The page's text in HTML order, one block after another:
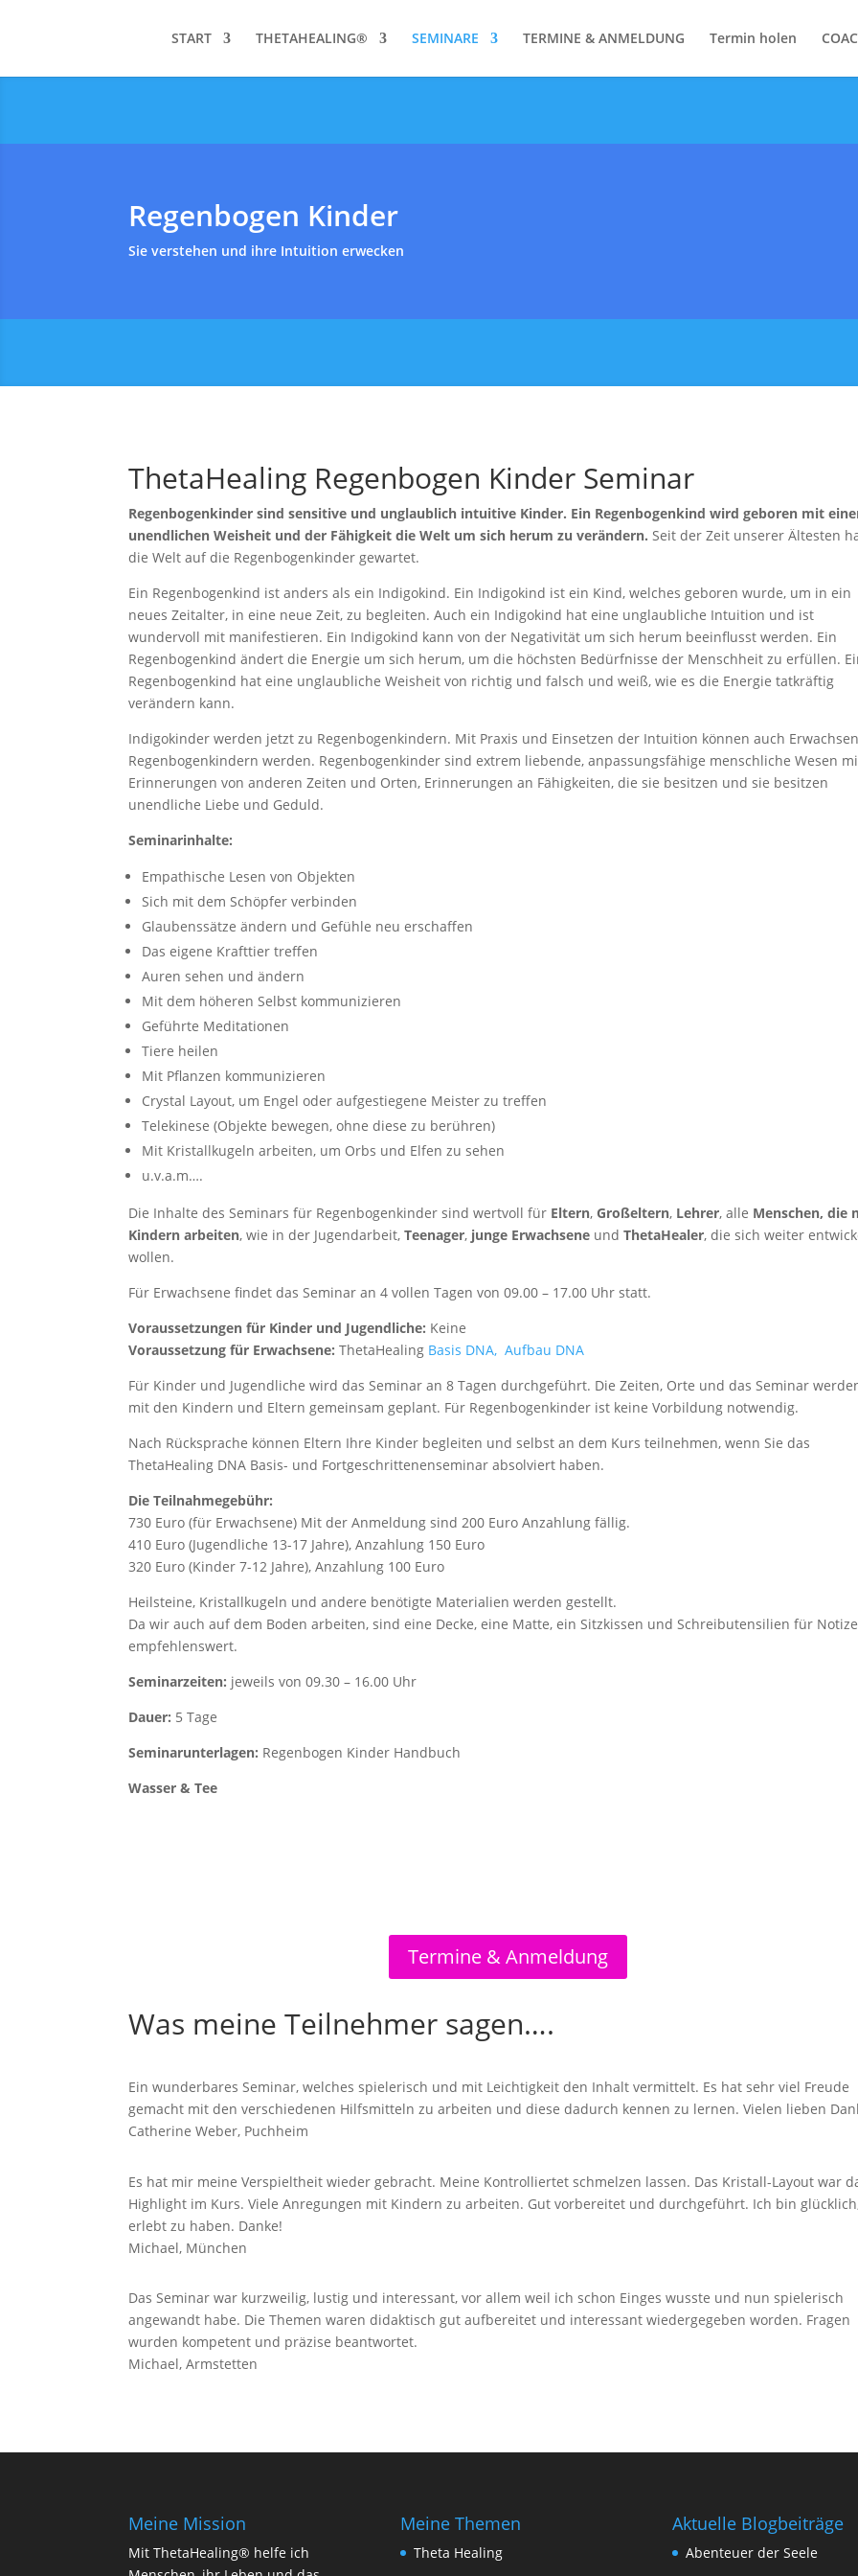
START THETAHEALING® SEMINARE TERMINE & ANMELDUNG Termin holen
Regenbogen Kinder
Sie verstehen und ihre Intuition erwecken
ThetaHealing Regenbogen Kinder Seminar
Regenbogenkinder sind sensitive und unglaublich intuitive Kinder. Ein Regenbogenkind wird geboren mit
unendlichen Weisheit und der Fähigkeit die Welt um sich herum zu verändern. Seit der Zeit unserer Ältesten
die Welt auf die Regenbogenkinder gewartet.
Ein Regenbogenkind ist anders als ein Indigokind. Ein Indigokind ist ein Kind, welches geboren wurde, um in ein
neues Zeitalter, in eine neue Zeit, zu begleiten. Auch ein Indigokind hat eine unglaubliche Intuition und ist
wundervoll mit manifestieren. Ein Indigokind kann von der Negativität um sich herum beeinflusst werden. Ein
Regenbogenkind ändert die Energie um sich herum, um die höchsten Bedürfnisse der Menschheit zu erfüllen.
Regenbogenkind hat eine unglaubliche Weisheit von richtig und falsch und weiß, wie es die Energie tatkräftig
verändern kann.
Indigokinder werden jetzt zu Regenbogenkindern. Mit Praxis und Einsetzen der Intuition können auch
Regenbogenkindern werden. Regenbogenkinder sind extrem liebende, anpassungsfähige menschliche Wesen
Erinnerungen von anderen Zeiten und Orten, Erinnerungen an Fähigkeiten, die sie besitzen und sie besitzen
unendliche Liebe und Geduld.
Seminarinhalte:
Empathische Lesen von Objekten
Sich mit dem Schöpfer verbinden
Glaubenssätze ändern und Gefühle neu erschaffen
Das eigene Krafttier treffen
Auren sehen und ändern
Mit dem höheren Selbst kommunizieren
Geführte Meditationen
Tiere heilen
Mit Pflanzen kommunizieren
Crystal Layout, um Engel oder aufgestiegene Meister zu treffen
Telekinese (Objekte bewegen, ohne diese zu berühren)
Mit Kristallkugeln arbeiten, um Orbs und Elfen zu sehen
u.v.a.m….
Die Inhalte des Seminars für Regenbogenkinder sind wertvoll für Eltern,Großeltern, Lehrer, alle Menschen, die
Kindern arbeiten, wie in der Jugendarbeit,Teenager, junge Erwachsene undThetaHealer, die sich weiter
wollen.
Für Erwachsene findet das Seminar an 4 vollen Tagen von 09.00 – 17.00 Uhr statt.
Voraussetzungen für Kinder und Jugendliche: Keine
Voraussetzung für Erwachsene:ThetaHealing Basis DNA, Aufbau DNA
Für Kinder und Jugendliche wird das Seminar an 8 Tagen durchgeführt. Die Zeiten, Orte und das Seminar
mit den Kindern und Eltern gemeinsam geplant. Für Regenbogenkinder ist keine Vorbildung notwendig.
Nach Rücksprache können Eltern Ihre Kinder begleiten und selbst an dem Kurs teilnehmen, wenn Sie das
ThetaHealing DNA Basis- und Fortgeschrittenenseminar absolviert haben.
Die Teilnahmegebühr:
730 Euro (für Erwachsene) Mit der Anmeldung sind 200 Euro Anzahlung fällig.
410 Euro (Jugendliche 13-17 Jahre), Anzahlung 150 Euro
320 Euro (Kinder 7-12 Jahre), Anzahlung 100 Euro
Heilsteine, Kristallkugeln und andere benötigte Materialien werden gestellt.
Da wir auch auf dem Boden arbeiten, sind eine Decke, eine Matte, ein Sitzkissen und Schreibutensilien für
empfehlenswert.
Seminarzeiten: jeweils von 09.30 – 16.00 Uhr
Dauer: 5 Tage
Seminarunterlagen: Regenbogen Kinder Handbuch
Wasser & Tee
Termine & Anmeldung
Was meine Teilnehmer sagen….
Ein wunderbares Seminar, welches spielerisch und mit Leichtigkeit den Inhalt vermittelt. Es hat sehr viel Freude
gemacht mit den verschiedenen Hilfsmitteln zu arbeiten und diese dadurch kennen zu lernen. Vielen lieben
Catherine Weber, Puchheim
Es hat mir meine Verspieltheit wieder gebracht. Meine Kontrolliertet schmelzen lassen. Das Kristall-Layout war
Highlight im Kurs. Viele Anregungen mit Kindern zu arbeiten. Gut vorbereitet und durchgeführt. Ich bin
erlebt zu haben. Danke!
Michael, München
Das Seminar war kurzweilig, lustig und interessant, vor allem weil ich schon Einges wusste und nun spielerisch
angewandt habe. Die Themen waren didaktisch gut aufbereitet und interessant wiedergegeben worden. Fragen
wurden kompetent und präzise beantwortet.
Michael, Armstetten
Meine Mission
Mit ThetaHealing® helfe ich
Meine Themen
Theta Healing
Aktuelle Blogbeiträge
Abenteuer der Seele